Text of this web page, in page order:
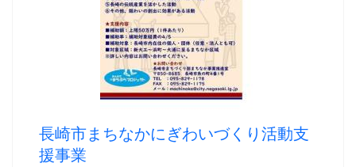
長崎市まちなかにぎわいづくり活動支
援事業